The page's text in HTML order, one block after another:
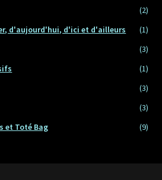
(2)
d'aujourd'hui, d'ici et d'ailleurs
(1)
(3)
(1)
(3)
(3)
et Toté Bag
(9)